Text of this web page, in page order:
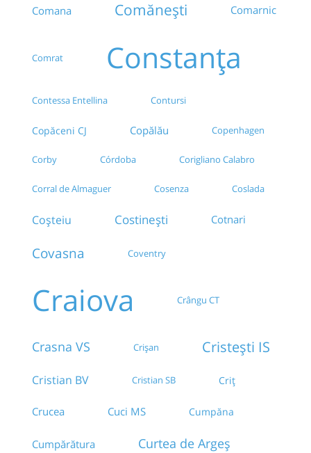
Comana Comănești Comarnic
Comrat Constanța
Contessa Entellina Contursi
Copăceni CJ Copălău Copenhagen
Corby Córdoba Corigliano Calabro
Corral de Almaguer Cosenza Coslada
Coșteiu Costinești Cotnari
Covasna Coventry
Craiova Crângu CT
Crasna VS Crișan Cristești IS
Cristian BV Cristian SB Criț
Crucea Cuci MS Cumpăna
Cumpărătura Curtea de Argeș